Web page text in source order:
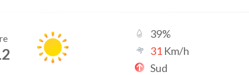
39%
31 Km/h
Sud